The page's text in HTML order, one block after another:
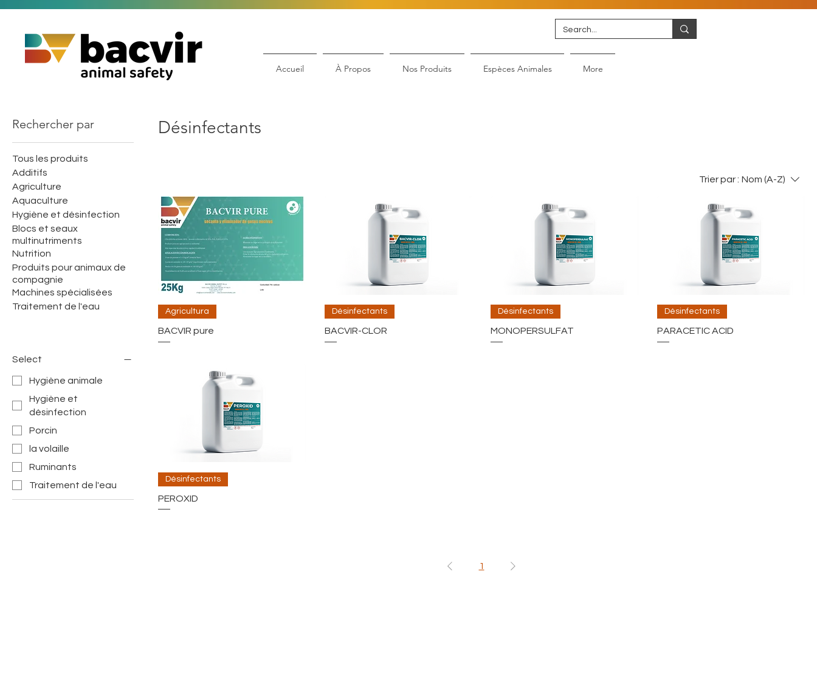
Accueil À Propos Nos Produits Espèces Animales More
Rechercher par
Tous les produits
Additifs
Agriculture
Aquaculture
Hygiène et désinfection
Blocs et seaux
multinutriments
Nutrition
Produits pour animaux de
compagnie
Machines spécialisées
Traitement de l'eau
Select
Hygiène animale
Hygiène et
désinfection
Porcin
la volaille
Ruminants
Traitement de l'eau
Désinfectants
Trier par : Nom (A-Z)
Agricultura
BACVIR pure
Désinfectants
BACVIR-CLOR
Désinfectants
MONOPERSULFAT
Désinfectants
PARACETIC ACID
Désinfectants
PEROXID
1